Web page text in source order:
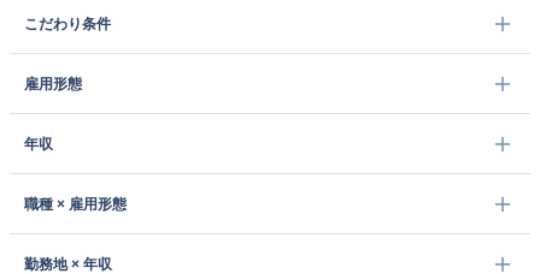
こだわり条件
雇用形態
年収
職種 × 雇用形態
勤務地 × 年収